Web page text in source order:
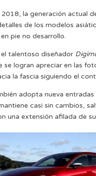
2018, la generación actual
de los modelos
pie no desarrollo.
talentoso diseñador
se logran apreciar en las
la fascia siguiendo el
adopta nueva
casi sin cambios,
una extensión afilada de